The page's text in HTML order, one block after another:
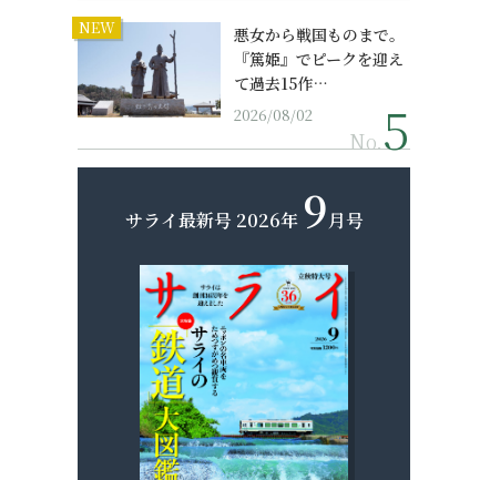
NEW
悪女から戦国ものまで。
『篤姫』でピークを迎え
て過去15作…
2026/08/02
No.
サライ最新号 2026年 9月号